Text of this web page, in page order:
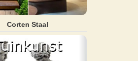
Corten Staal